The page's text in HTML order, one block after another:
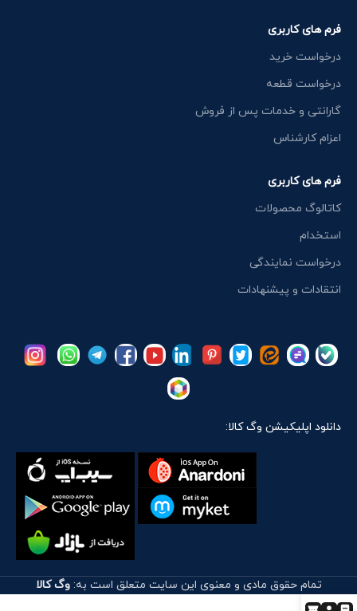
فرم های کاربری
درخواست خرید
درخواست قطعه
گارانتی و خدمات پس از فروش
اعزام کارشناس
فرم های کاربری
کاتالوگ محصولات
استخدام
درخواست نمایندگی
انتقادات و پیشنهادات
دانلود اپلیکیشن وگ کالا:
تمام حقوق مادی و معنوی این سایت متعلق است به:وگ کالا